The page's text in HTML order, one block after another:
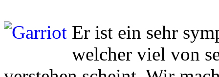
Er ist ein sehr
welcher viel von